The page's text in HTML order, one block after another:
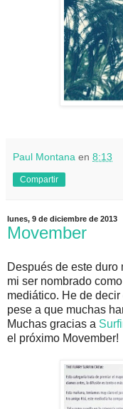
Paul Montana en 8:13
Compartir
lunes, 9 de diciembre de 2013
Movember
Después de este duro
mi ser nombrado
mediático. He de
pese a que muchas
Muchas gracias a
el próximo Movember!